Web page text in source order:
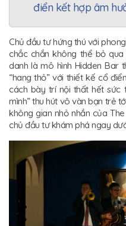
điển kết hợp âm
Chủ đầu tư hứng thú với
chắc chắn không thể bỏ qua
danh là mô hình Hidden Bar
“hang thỏ” với thiết kế cổ
cách bày trí nội thất hết sức
mình” thu hút vô vàn bạn trẻ
không gian nhỏ nhắn của
chủ đầu tư khám phá ngay